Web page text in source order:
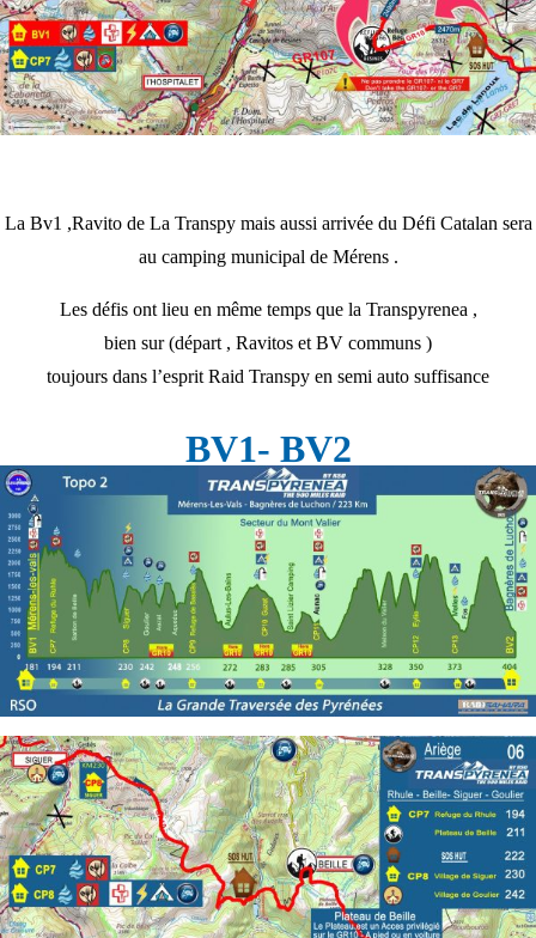
La Bv1 ,Ravito de La Transpy mais aussi arrivée du Défi Catalan sera
au camping municipal de Mérens .
Les défis ont lieu en même temps que la Transpyrenea ,
bien sur (départ , Ravitos et BV communs )
toujours dans l’esprit Raid Transpy en semi auto suffisance
BV1- BV2